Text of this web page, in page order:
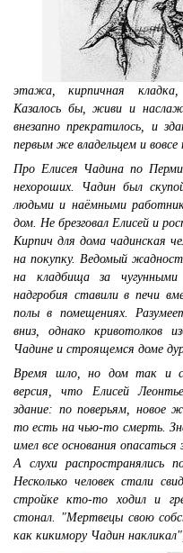
этажа, кирпичная
Казалось бы, живи и
внезапно прекратилось, и
первым же владельцем и вовсе
Про Елисея Чадина по
нехороших. Чадин был
людьми и наёмными
дом. Не брезговал Елисей и
Кирпич для дома чадинская
на покупку. Ведомый
на кладбища за
надгробия ставили в печи
полы в помещениях.
вниз, однако кривотолков
Чадине и строящемся доме
Время шло, но дом так и
версия, что Елисей
здание: по поверьям, новое
то есть на чью-то смерть.
имел все основания
А слухи распространялись
Несколько человек стали
стройке кто-то ходил и
стонал. "Мертвецы свою
как кикимору Чадин